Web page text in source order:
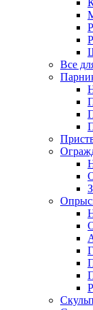
Все